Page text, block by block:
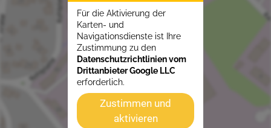
Für die Aktivierung der
Karten- und
Navigationsdienste ist Ihre
Zustimmung zu den
Datenschutzrichtlinien vom
Drittanbieter Google LLC
erforderlich.
Zustimmen und
aktivieren